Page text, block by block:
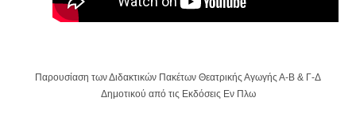
Παρουσίαση των Διδακτικών Πακέτων Θεατρικής Αγωγής Α-Β & Γ-Δ
Δημοτικού από τις Εκδόσεις Εν Πλω